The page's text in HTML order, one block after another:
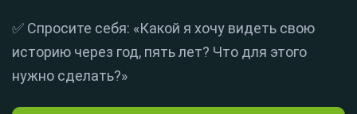
✅ Спросите себя: «Какой я хочу видеть свою
историю через год, пять лет? Что для этого
нужно сделать?»